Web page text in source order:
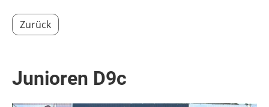
Zurück
Junioren D9c